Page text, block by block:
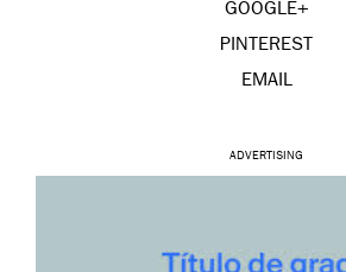
GOOGLE+
PINTEREST
EMAIL
ADVERTISING